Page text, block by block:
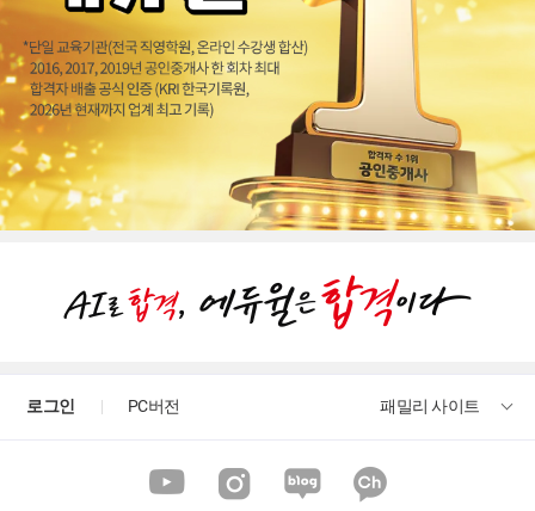
로그인 PC버전 패밀리 사이트